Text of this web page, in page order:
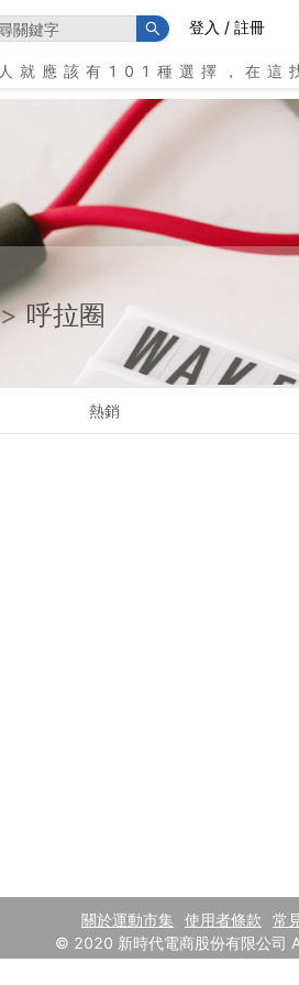
登入 / 註冊
就應該有101種選擇，在這
> 呼拉圈
熱銷
關於運動市集 使用者條款 常
© 2020 新時代電商股份有限公司